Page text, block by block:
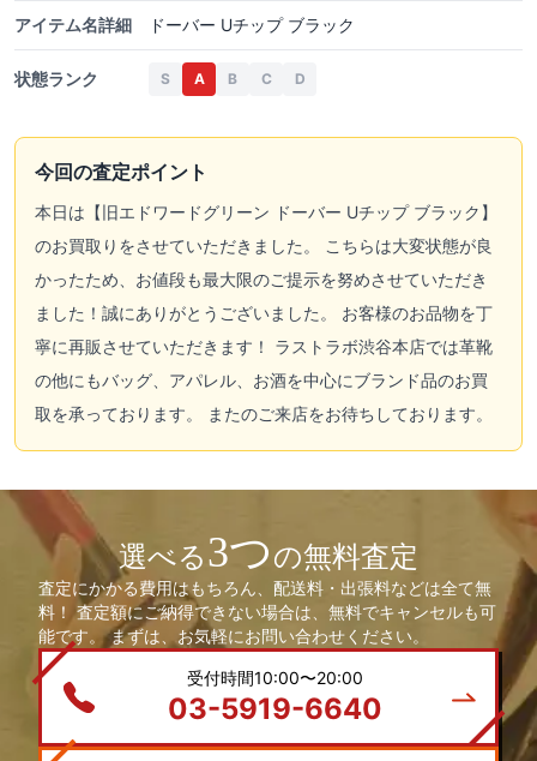
アイテム名詳細 ドーバー Uチップ ブラック
状態ランク S A B C D
今回の査定ポイント
本日は【旧エドワードグリーン ドーバー Uチップ ブラック】
のお買取りをさせていただきました。 こちらは大変状態が良
かったため、お値段も最大限のご提示を努めさせていただき
ました！誠にありがとうございました。 お客様のお品物を丁
寧に再販させていただきます！ ラストラボ渋谷本店では革靴
の他にもバッグ、アパレル、お酒を中心にブランド品のお買
取を承っております。 またのご来店をお待ちしております。
選べる3つの無料査定
査定にかかる費用はもちろん、配送料・出張料などは全て無
料！ 査定額にご納得できない場合は、無料でキャンセルも可
能です。 まずは、お気軽にお問い合わせください。
受付時間10:00〜20:00
03-5919-6640